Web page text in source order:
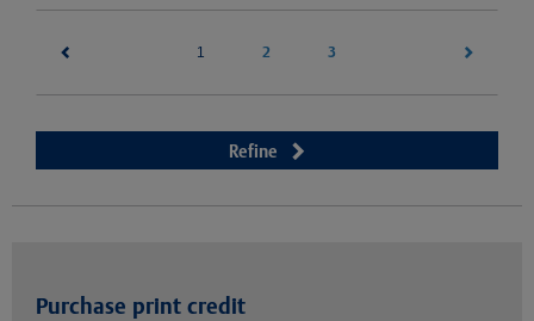
1 2 3
Refine
Purchase print credit